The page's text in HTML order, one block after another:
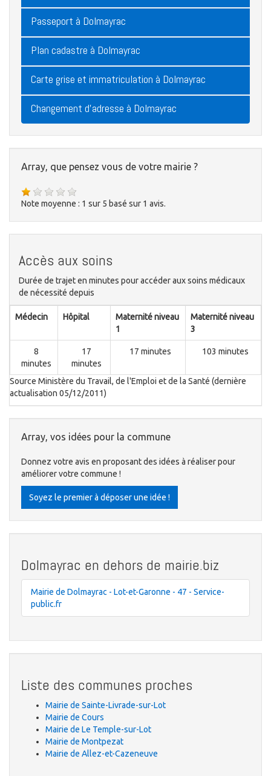
Passeport à Dolmayrac
Plan cadastre à Dolmayrac
Carte grise et immatriculation à Dolmayrac
Changement d'adresse à Dolmayrac
Array, que pensez vous de votre mairie ?
Note moyenne : 1 sur 5 basé sur 1 avis.
Accès aux soins
Durée de trajet en minutes pour accéder aux soins médicaux
de nécessité depuis
Médecin Hôpital
Maternité niveau
1
Maternité niveau
3
8
minutes
17
minutes
17 minutes 103 minutes
Source Ministère du Travail, de l'Emploi et de la Santé (dernière
actualisation 05/12/2011)
Array, vos idées pour la commune
Donnez votre avis en proposant des idées à réaliser pour
améliorer votre commune !
Soyez le premier à déposer une idée !
Dolmayrac en dehors de mairie.biz
Mairie de Dolmayrac - Lot-et-Garonne - 47 - Service-
public.fr
Liste des communes proches
Mairie de Sainte-Livrade-sur-Lot
Mairie de Cours
Mairie de Le Temple-sur-Lot
Mairie de Montpezat
Mairie de Allez-et-Cazeneuve